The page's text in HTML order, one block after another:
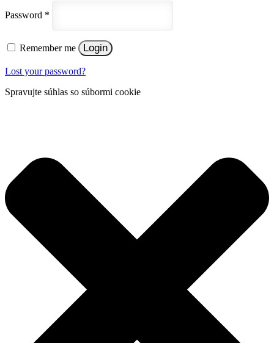
Password *
Remember me Login
Lost your password?
Spravujte súhlas so súbormi cookie